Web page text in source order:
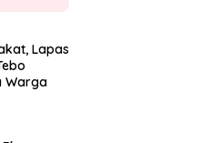
Lapas
Warga